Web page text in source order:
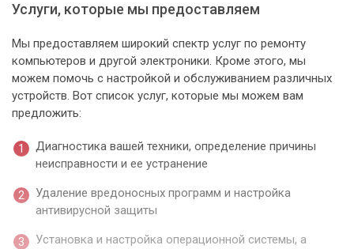
Услуги, которые мы предоставляем
Мы предоставляем широкий спектр услуг по ремонту
компьютеров и другой электроники. Кроме этого, мы
можем помочь с настройкой и обслуживанием различных
устройств. Вот список услуг, которые мы можем вам
предложить:
Диагностика вашей техники, определение причины
неисправности и ее устранение
Удаление вредоносных программ и настройка
антивирусной защиты
Установка и настройка операционной системы, а